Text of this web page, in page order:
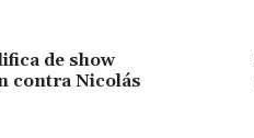
de show
contra Nicolás